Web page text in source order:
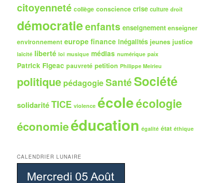
citoyenneté collège conscience crise culture droit
démocratieenfants enseignement enseigner
environnement europe finance inégalités jeunes justice
laïcité liberté loi musique médias numérique paix
Patrick Figeac pauvreté petition Philippe Meirieu
politique pédagogieSantéSociété
solidaritéTICE violence écoleécologie
économieéducation égalité état éthique
CALENDRIER LUNAIRE